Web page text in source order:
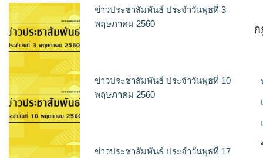
ข่าวประชาสัมพันธ์ ประจำวันพุธที่ 3
พฤษภาคม 2560
ข่าวประชาสัมพันธ์ ประจำวันพุธที่ 10
พฤษภาคม 2560
ข่าวประชาสัมพันธ์ ประจำวันพุธที่ 17